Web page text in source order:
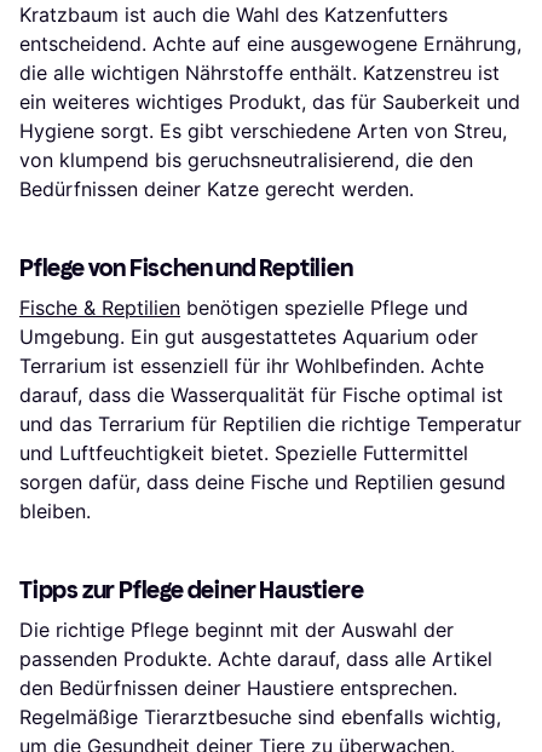
Kratzbaum ist auch die Wahl des Katzenfutters
entscheidend. Achte auf eine ausgewogene Ernährung,
die alle wichtigen Nährstoffe enthält. Katzenstreu ist
ein weiteres wichtiges Produkt, das für Sauberkeit und
Hygiene sorgt. Es gibt verschiedene Arten von Streu,
von klumpend bis geruchsneutralisierend, die den
Bedürfnissen deiner Katze gerecht werden.
Pflege von Fischen und Reptilien
Fische & Reptilien benötigen spezielle Pflege und
Umgebung. Ein gut ausgestattetes Aquarium oder
Terrarium ist essenziell für ihr Wohlbefinden. Achte
darauf, dass die Wasserqualität für Fische optimal ist
und das Terrarium für Reptilien die richtige Temperatur
und Luftfeuchtigkeit bietet. Spezielle Futtermittel
sorgen dafür, dass deine Fische und Reptilien gesund
bleiben.
Tipps zur Pflege deiner Haustiere
Die richtige Pflege beginnt mit der Auswahl der
passenden Produkte. Achte darauf, dass alle Artikel
den Bedürfnissen deiner Haustiere entsprechen.
Regelmäßige Tierarztbesuche sind ebenfalls wichtig,
um die Gesundheit deiner Tiere zu überwachen.